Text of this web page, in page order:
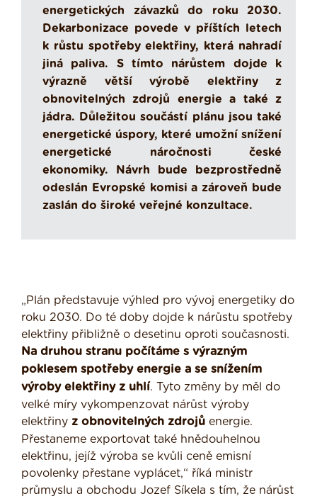
energetických závazků do roku 2030.
Dekarbonizace povede v příštích letech
k růstu spotřeby elektřiny, která nahradí
jiná paliva. S tímto nárůstem dojde k
výrazně větší výrobě elektřiny z
obnovitelných zdrojů energie a také z
jádra. Důležitou součástí plánu jsou také
energetické úspory, které umožní snížení
energetické náročnosti české
ekonomiky. Návrh bude bezprostředně
odeslán Evropské komisi a zároveň bude
zaslán do široké veřejné konzultace.
„Plán představuje výhled pro vývoj energetiky do
roku 2030. Do té doby dojde k nárůstu spotřeby
elektřiny přibližně o desetinu oproti současnosti.
Na druhou stranu počítáme s výrazným
poklesem spotřeby energie a se snížením
výroby elektřiny z uhlí. Tyto změny by měl do
velké míry vykompenzovat nárůst výroby
elektřiny z obnovitelných zdrojů energie.
Přestaneme exportovat také hnědouhelnou
elektřinu, jejíž výroba se kvůli ceně emisní
povolenky přestane vyplácet,“ říká ministr
průmyslu a obchodu Jozef Síkela s tím, že nárůst